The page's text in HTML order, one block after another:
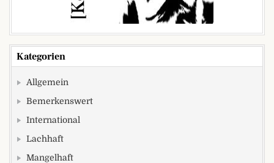
Kategorien
Allgemein
Bemerkenswert
International
Lachhaft
Mangelhaft